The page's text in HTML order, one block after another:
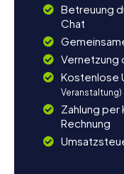
Betreuung
Chat
Vernetzung
Kostenlose
Veranstaltung)
Zahlung per
Rechnung